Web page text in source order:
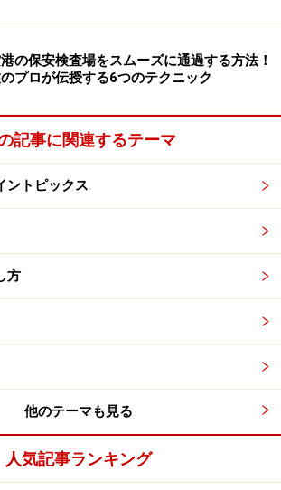
の保安検査場をスムーズに通過する方法！
プロが伝授する6つのテクニック
記事に関連するテーマ
ントピックス
方
他のテーマも見る
人気記事ランキング